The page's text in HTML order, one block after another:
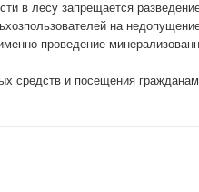
в лесу запрещается
на
проведение
средств и посещения